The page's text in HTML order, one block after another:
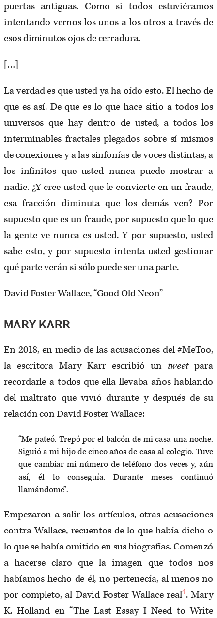
puertas antiguas. Como si todos estuviéramos
intentando vernos los unos a los otros a través de
esos diminutos ojos de cerradura.
[…]
La verdad es que usted ya ha oído esto. El hecho de
que es así. De que es lo que hace sitio a todos los
universos que hay dentro de usted, a todos los
interminables fractales plegados sobre sí mismos
de conexiones y a las sinfonías de voces distintas, a
los infinitos que usted nunca puede mostrar a
nadie. ¿Y cree usted que le convierte en un fraude,
esa fracción diminuta que los demás ven? Por
supuesto que es un fraude, por supuesto que lo que
la gente ve nunca es usted. Y por supuesto, usted
sabe esto, y por supuesto intenta usted gestionar
qué parte verán si sólo puede ser una parte.
David Foster Wallace, “Good Old Neon”
MARY KARR
En 2018, en medio de las acusaciones del #MeToo,
la escritora Mary Karr escribió un tweetpara
recordarle a todos que ella llevaba años hablando
del maltrato que vivió durante y después de su
relación con David Foster Wallace:
“Me pateó. Trepó por el balcón de mi casa una noche.
Siguió a mi hijo de cinco años de casa al colegio. Tuve
que cambiar mi número de teléfono dos veces y, aún
así, él lo conseguía. Durante meses continuó
llamándome”.
Empezaron a salir los artículos, otras acusaciones
contra Wallace, recuentos de lo que había dicho o
lo que se había omitido en sus biografías. Comenzó
a hacerse claro que la imagen que todos nos
habíamos hecho de él, no pertenecía, al menos no
por completo, al David Foster Wallace real4. Mary
K. Holland en “The Last Essay I Need to Write